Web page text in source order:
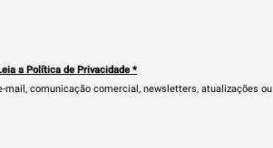
a Política de Privacidade *
mail, comunicação comercial, newsletters, atualizações ou